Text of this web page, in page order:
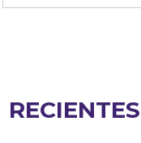
RECIENTES